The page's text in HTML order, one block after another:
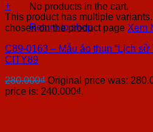
No products in the cart.
Return to shop
+
This product has multiple
chosen on the product page Xem
C89-0163 – Mẫu áo thun “Lịch
CITY89
280.000₫ Original price was:
price is: 240.000₫.